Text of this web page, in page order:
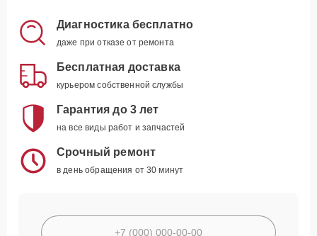
Диагностика бесплатно
даже при отказе от ремонта
Бесплатная доставка
курьером собственной службы
Гарантия до 3 лет
на все виды работ и запчастей
Срочный ремонт
в день обращения от 30 минут